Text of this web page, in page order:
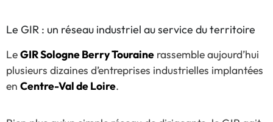
Le GIR : un réseau industriel au service du territoire
LeGIR Sologne Berry Touraine rassemble aujourd’hui
plusieurs dizaines d’entreprises industrielles implantées
en Centre-Val de Loire.